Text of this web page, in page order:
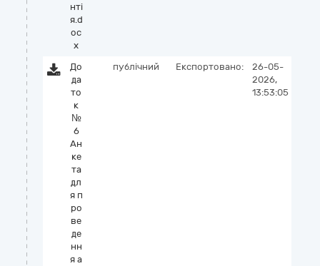
нті
я.d
oc
x
До
да
то
к
№
6
Ан
ке
та
дл
я п
ро
ве
де
нн
я а
публічний Експортовано:
26-05-
2026,
13:53:05